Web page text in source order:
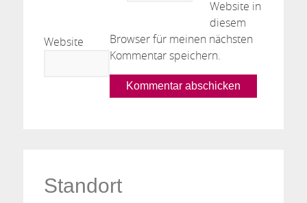
Website
Website in
diesem
Browser für meinen nächsten
Kommentar speichern.
Standort